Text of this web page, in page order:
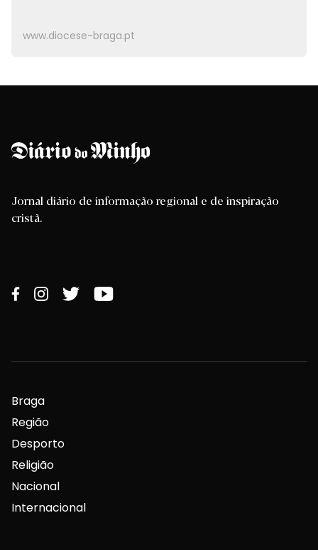
www.diocese-braga.pt
Jornal diário de informação regional e de inspiração
cristã.
Braga
Região
Desporto
Religião
Nacional
Internacional